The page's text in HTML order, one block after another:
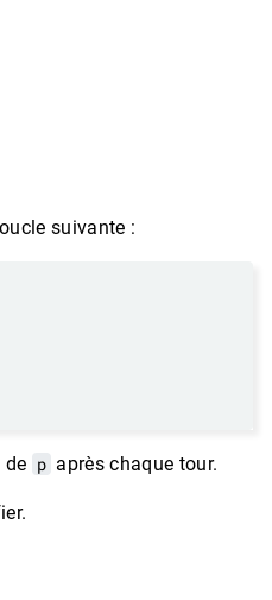
suivante :
de p après chaque tour.